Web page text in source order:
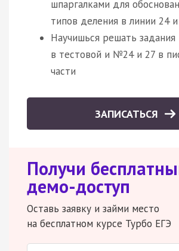
шпаргалками для
типов деления в линии 24
Научишься решать
в тестовой и №24 и 27 в
части
ЗАПИСАТЬСЯ
Получи
демо-доступ
Оставь заявку и займи место
на бесплатном курсе Турбо ЕГЭ